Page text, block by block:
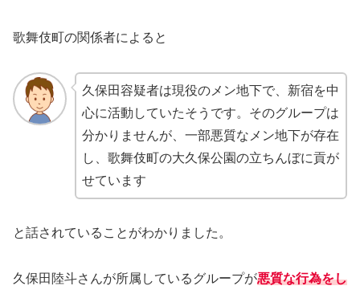
歌舞伎町の関係者によると
久保田容疑者は現役のメン地下で、新宿を中
心に活動していたそうです。そのグループは
分かりませんが、一部悪質なメン地下が存在
し、歌舞伎町の大久保公園の立ちんぼに貢が
せています
と話されていることがわかりました。
久保田陸斗さんが所属しているグループが悪質な行為をし